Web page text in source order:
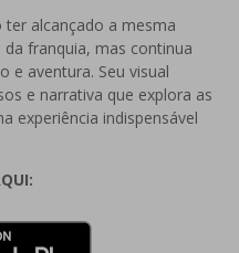
ter alcançado a mesma
franquia, mas continua
e aventura. Seu visual
e narrativa que explora as
experiência indispensável